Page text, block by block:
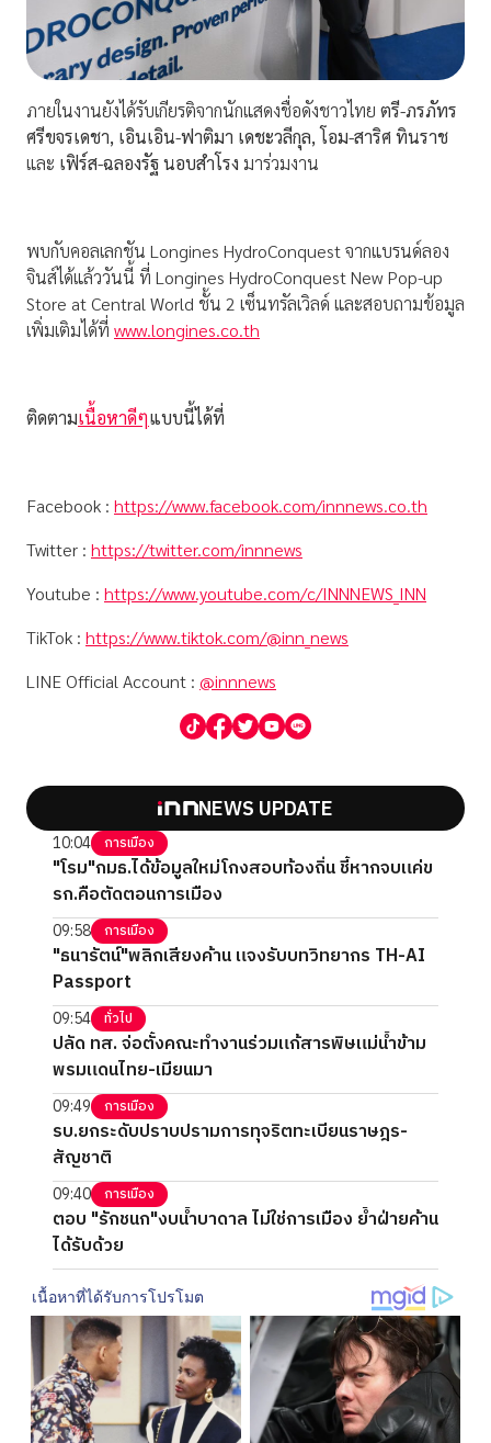
ภายในงานยังได้รับเกียรติจากนักแสดงชื่อดังชาวไทย ตรี-ภรภัทร
ศรีขจรเดชา, เอินเอิน-ฟาติมา เดชะวลีกุล, โอม-สาริศ ทินราช
และ เฟิร์ส-ฉลองรัฐ นอบสำโรง มาร่วมงาน
พบกับคอลเลกชัน Longines HydroConquest จากแบรนด์ลอง
จินส์ได้แล้ววันนี้ ที่ Longines HydroConquest New Pop-up
Store at Central World ชั้น 2 เซ็นทรัลเวิลด์ และสอบถามข้อมูล
เพิ่มเติมได้ที่ www.longines.co.th
ติดตามเนื้อหาดีๆแบบนี้ได้ที่
Facebook : https://www.facebook.com/innnews.co.th
Twitter : https://twitter.com/innnews
Youtube : https://www.youtube.com/c/INNNEWS_INN
TikTok : https://www.tiktok.com/@inn_news
LINE Official Account : @innnews
NEWS UPDATE
10:04 การเมือง
"โรม"กมธ.ได้ข้อมูลใหม่โกงสอบท้องถิ่น ชี้หากจบแค่ข
รก.คือตัดตอนการเมือง
09:58 การเมือง
"ธนารัตน์"พลิกเสียงค้าน แจงรับบทวิทยากร TH-AI
Passport
09:54 ทั่วไป
ปลัด ทส. จ่อตั้งคณะทำงานร่วมแก้สารพิษแม่น้ำข้าม
พรมแดนไทย-เมียนมา
09:49 การเมือง
รบ.ยกระดับปราบปรามการทุจริตทะเบียนราษฎร-
สัญชาติ
09:40 การเมือง
ตอบ "รักชนก"งบน้ำบาดาล ไม่ใช่การเมือง ย้ำฝ่ายค้าน
ได้รับด้วย